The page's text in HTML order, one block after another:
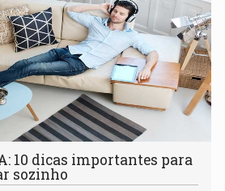
10 dicas importantes para
sozinho